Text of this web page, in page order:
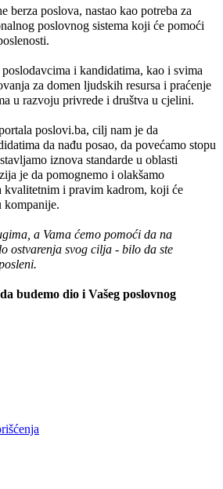
berza poslova, nastao kao potreba za
poslovnog sistema koji će pomoći
i kandidatima, kao i svima
za domen ljudskih resursa i praćenje
u razvoju privrede i društva u cjelini.
poslovi.ba, cilj nam je da
da nađu posao, da povećamo stopu
iznova standarde u oblasti
je da pomognemo i olakšamo
kvalitetnim i pravim kadrom, koji će
kompanije.
a Vama ćemo pomoći da na
ostvarenja svog cilja - bilo da ste
budemo dio i Vašeg poslovnog